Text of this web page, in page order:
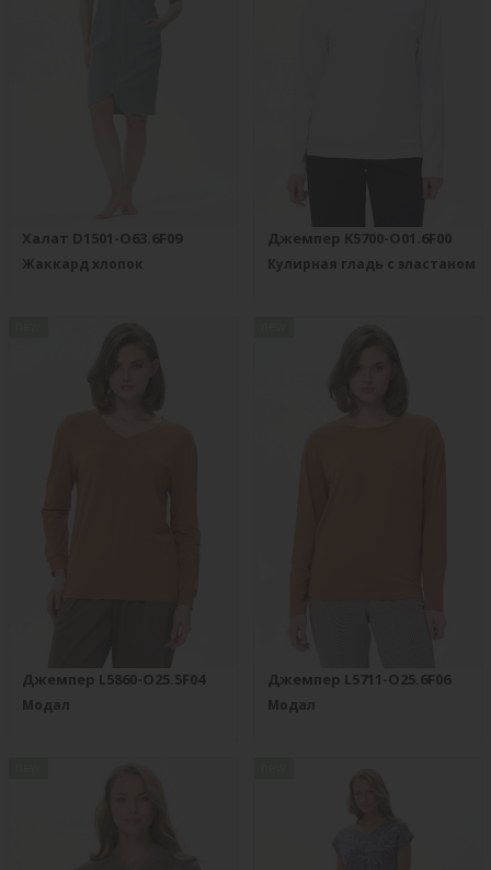
Халат D1501-O63.6F09
Жаккард хлопок
Джемпер K5700-O01.6F00
Кулирная гладь с эластаном
Джемпер L5860-O25.5F04
Модал
Джемпер L5711-O25.6F06
Модал